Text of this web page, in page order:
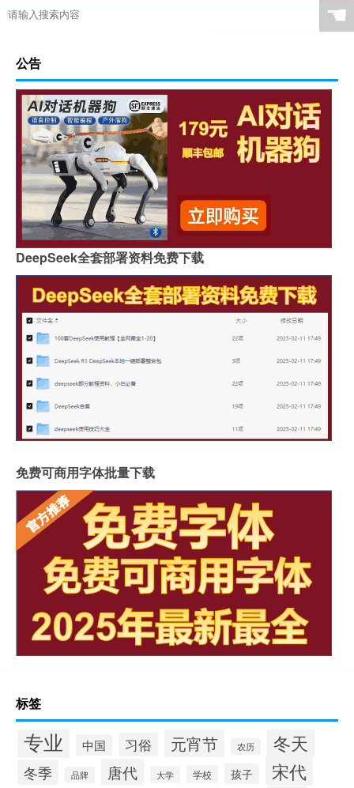
☚
公告
DeepSeek全套部署资料免费下载
免费可商用字体批量下载
标签
专业 中国 习俗 元宵节 农历 冬天
冬季 品牌 唐代 大学 学校 孩子 宋代